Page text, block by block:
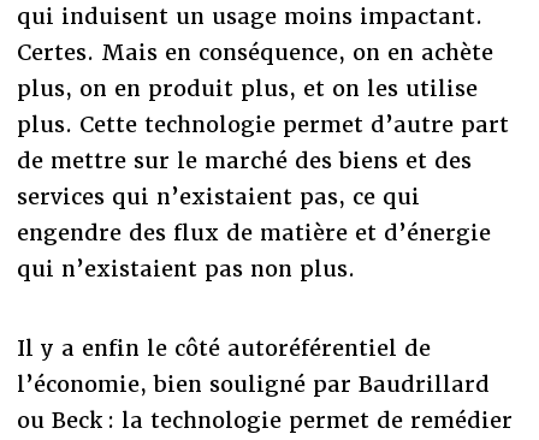
qui induisent un usage moins impactant.
Certes. Mais en conséquence, on en achète
plus, on en produit plus, et on les utilise
plus. Cette technologie permet d’autre part
de mettre sur le marché des biens et des
services qui n’existaient pas, ce qui
engendre des flux de matière et d’énergie
qui n’existaient pas non plus.
Il y a enfin le côté autoréférentiel de
l’économie, bien souligné par Baudrillard
ou Beck : la technologie permet de remédier